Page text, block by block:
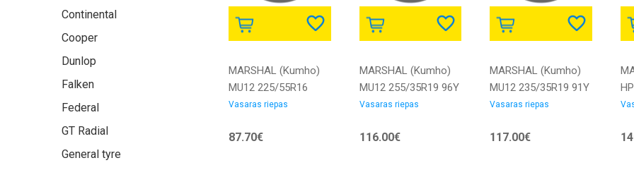
Continental
Cooper
Dunlop
Falken
Federal
GT Radial
General tyre
MARSHAL (Kumho)
MU12 225/55R16
95W | MU12
8808956167172
Vasaras riepas
87.70€
MARSHAL (Kumho)
MU12 255/35R19 96Y
| MU12 255/35R19
Vasaras riepas
116.00€
MARSHAL (Kumho)
MU12 235/35R19 91Y
| MU12 235/35R19
Vasaras riepas
117.00€